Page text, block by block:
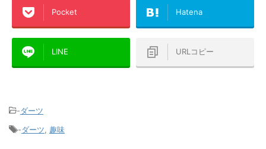
Pocket Hatena
LINE URLコピー
-ダーツ
-ダーツ 趣味